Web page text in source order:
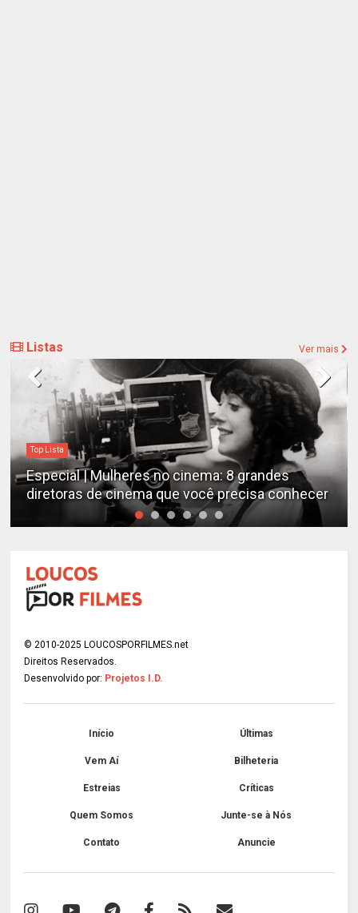
Listas Ver mais
Top Lista
Especial | Mulheres no cinema: 8 grandes
diretoras de cinema que você precisa conhecer
© 2010-2025 LOUCOSPORFILMES.net
Direitos Reservados.
Desenvolvido por: Projetos I.D.
Início Últimas
Vem Aí Bilheteria
Estreias Críticas
Quem Somos Junte-se à Nós
Contato Anuncie